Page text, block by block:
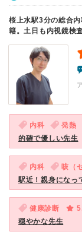
桜上水駅3分の総合
籍。土日も内視鏡検
内科 発熱
的確で優しい先生
内科 咳（
駅近！親身になっ
健康診断
穏やかな先生